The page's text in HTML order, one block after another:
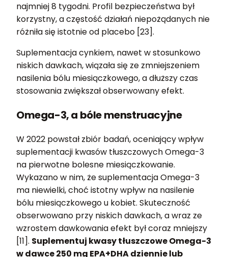
najmniej 8 tygodni. Profil bezpieczeństwa był
korzystny, a częstość działań niepożądanych nie
różniła się istotnie od placebo [23].
Suplementacja cynkiem, nawet w stosunkowo
niskich dawkach, wiązała się ze zmniejszeniem
nasilenia bólu miesiączkowego, a dłuższy czas
stosowania zwiększał obserwowany efekt.
Omega-3, a bóle menstruacyjne
W 2022 powstał zbiór badań, oceniający wpływ
suplementacji kwasów tłuszczowych Omega-3
na pierwotne bolesne miesiączkowanie.
Wykazano w nim, że suplementacja Omega-3
ma niewielki, choć istotny wpływ na nasilenie
bólu miesiączkowego u kobiet. Skuteczność
obserwowano przy niskich dawkach, a wraz ze
wzrostem dawkowania efekt był coraz mniejszy
[11]. Suplementuj kwasy tłuszczowe Omega-3
w dawce 250 mg EPA+DHA dziennie lub